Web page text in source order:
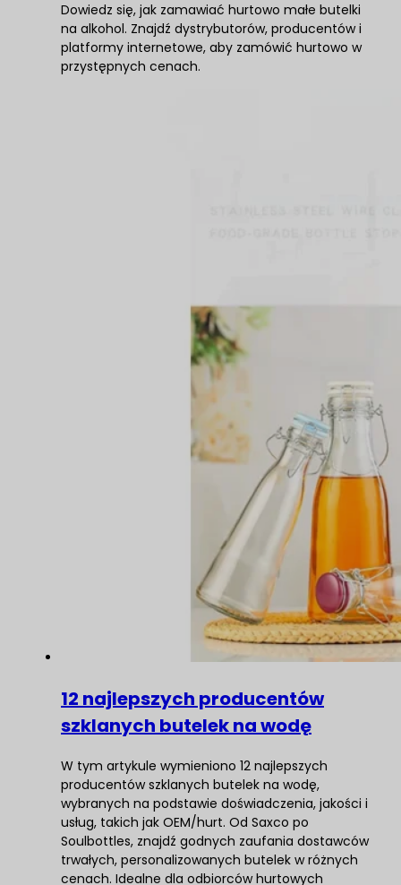
Dowiedz się, jak zamawiać hurtowo małe butelki
na alkohol. Znajdź dystrybutorów, producentów i
platformy internetowe, aby zamówić hurtowo w
przystępnych cenach.
12 najlepszych producentów
szklanych butelek na wodę
W tym artykule wymieniono 12 najlepszych
producentów szklanych butelek na wodę,
wybranych na podstawie doświadczenia, jakości i
usług, takich jak OEM/hurt. Od Saxco po
Soulbottles, znajdź godnych zaufania dostawców
trwałych, personalizowanych butelek w różnych
cenach. Idealne dla odbiorców hurtowych